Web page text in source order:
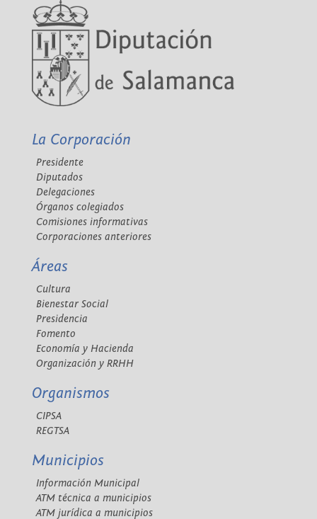
La Corporación
Presidente
Diputados
Delegaciones
Órganos colegiados
Comisiones informativas
Corporaciones anteriores
Áreas
Cultura
Bienestar Social
Presidencia
Fomento
Economía y Hacienda
Organización y RRHH
Organismos
CIPSA
REGTSA
Municipios
Información Municipal
ATM técnica a municipios
ATM jurídica a municipios